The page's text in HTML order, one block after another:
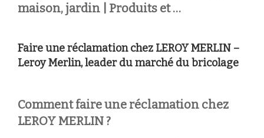
maison, jardin | Produits et …
Faire une réclamation chez LEROY MERLIN –
Leroy Merlin, leader du marché du bricolage
Comment faire une réclamation chez
LEROY MERLIN ?